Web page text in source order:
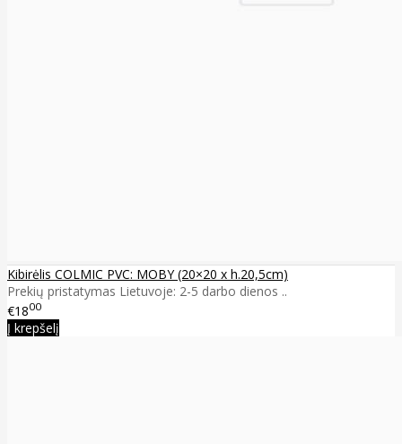
Kibirėlis COLMIC PVC: MOBY (20×20 x h.20,5cm)
Prekių pristatymas Lietuvoje: 2-5 darbo dienos ..
€1800
Į krepšelį